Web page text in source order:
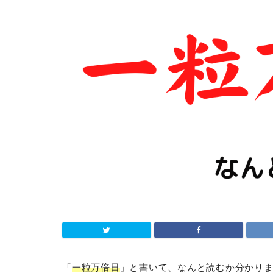
「一粒万倍日」と書いて、なんと読むか分かり